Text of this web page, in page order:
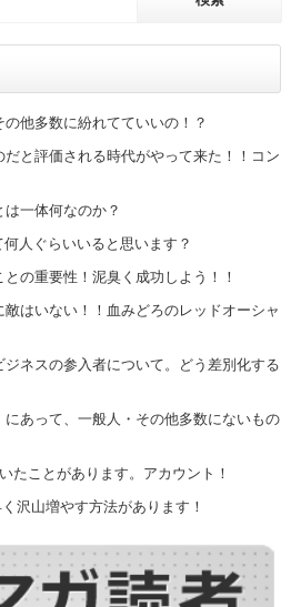
他多数に紛れてていいの！？
だと評価される時代がやって来た！！コン
一体何なのか？
人ぐらいいると思います？
の重要性！泥臭く成功しよう！！
はいない！！血みどろのレッドオーシャ
ネスの参入者について。どう差別化する
あって、一般人・その他多数にないもの
たことがあります。アカウント！
沢山増やす方法があります！